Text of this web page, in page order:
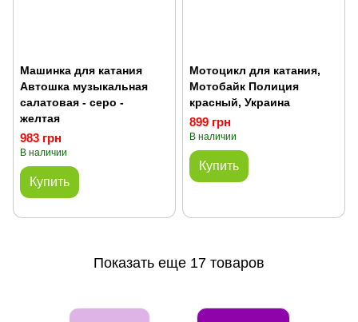
Машинка для катания
Автошка музыкальная
салатовая - серо -
желтая
983 грн
В наличии
Купить
Мотоцикл для катания,
Мотобайк Полиция
красный, Украина
899 грн
В наличии
Купить
Показать еще 17 товаров